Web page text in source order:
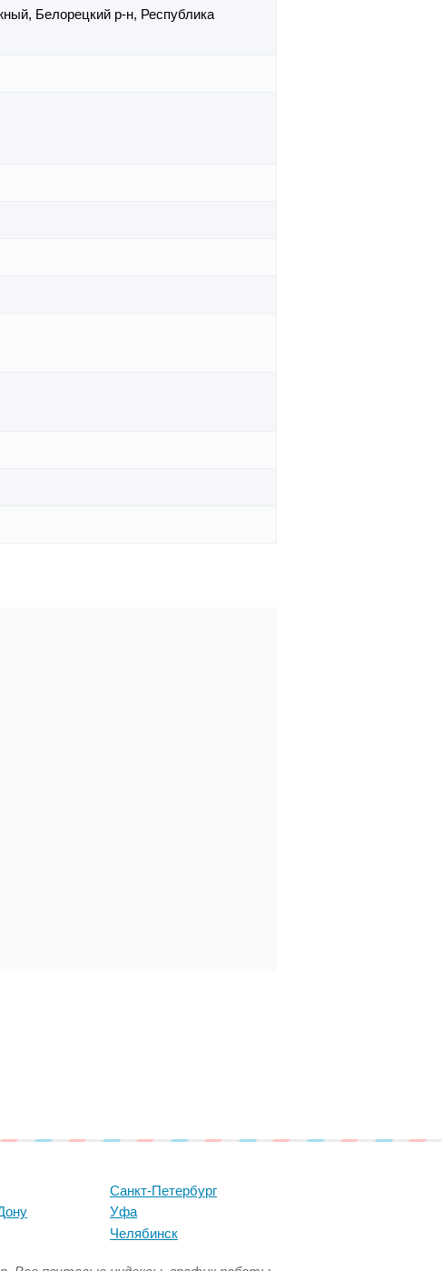
Белорецкий р-н, Республика
Санкт-Петербург
Уфа
Челябинск